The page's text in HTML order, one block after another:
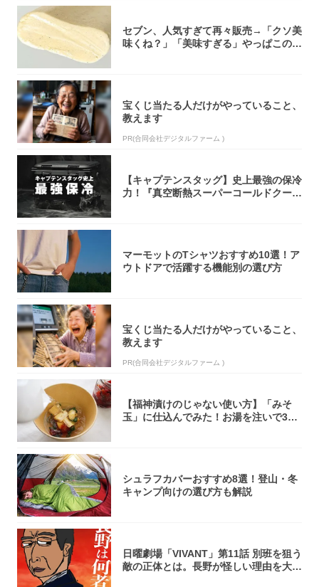
セブン、人気すぎて再々販売→「クソ美
味くね？」「美味すぎる」やっぱこのク
宝くじ当たる人だけがやっていること、
教えます
PR(合同会社デジタルファーム )
【キャプテンスタッグ】史上最強の保冷
力！『真空断熱スーパーコールドクーラ
マーモットのTシャツおすすめ10選！ア
ウトドアで活躍する機能別の選び方
宝くじ当たる人だけがやっていること、
教えます
PR(合同会社デジタルファーム )
【福神漬けのじゃない使い方】「みそ
玉」に仕込んでみた！お湯を注いで30
シュラフカバーおすすめ8選！登山・冬
キャンプ向けの選び方も解説
日曜劇場「VIVANT」第11話 別班を狙う
敵の正体とは。長野が怪しい理由を大